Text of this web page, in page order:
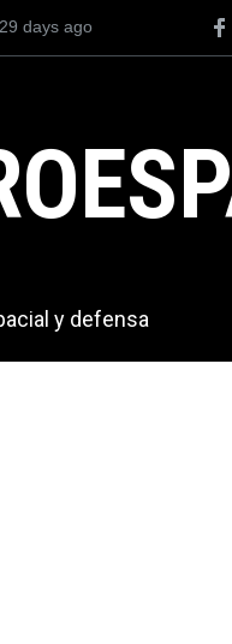
La Infantería de Marina
bombarderos y 381 drones
29 days ago
y defensa